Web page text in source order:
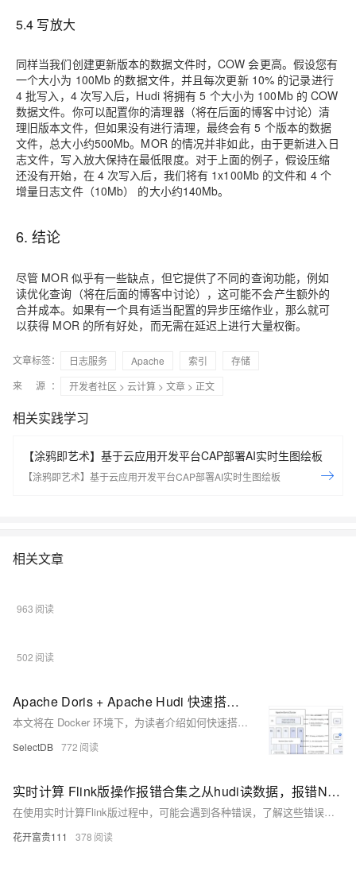
5.4 写放大
同样当我们创建更新版本的数据文件时，COW 会更高。假设您有
一个大小为 100Mb 的数据文件，并且每次更新 10% 的记录进行
4 批写入，4 次写入后，Hudi 将拥有 5 个大小为 100Mb 的 COW
数据文件。你可以配置你的清理器（将在后面的博客中讨论）清
理旧版本文件，但如果没有进行清理，最终会有 5 个版本的数据
文件，总大小约500Mb。MOR 的情况并非如此，由于更新进入日
志文件，写入放大保持在最低限度。对于上面的例子，假设压缩
还没有开始，在 4 次写入后，我们将有 1x100Mb 的文件和 4 个
增量日志文件（10Mb） 的大小约140Mb。
6. 结论
尽管 MOR 似乎有一些缺点，但它提供了不同的查询功能，例如
读优化查询（将在后面的博客中讨论），这可能不会产生额外的
合并成本。如果有一个具有适当配置的异步压缩作业，那么就可
以获得 MOR 的所有好处，而无需在延迟上进行大量权衡。
文章标签： 日志服务 Apache 索引
存储
来 源：
开发者社区 > 云计算 > 文章 > 正文
相关实践学习
【涂鸦即艺术】基于云应用开发平台CAP部署AI实时生图绘板
【涂鸦即艺术】基于云应用开发平台CAP部署AI实时生图绘板
相关文章
963
502
Apache Doris + Apache Hudi 快速搭建指南｜Lakehouse 使用手册（一）
本文将在 Docker 环境下，为读者介绍如何快速搭建 Apache Doris + Apache Hudi 的测试及演示环境，并对各功能操作进行演示，帮助读者快速入门。
SelectDB 772
实时计算 Flink版操作报错合集之从hudi读数据，报错NoSuchMethodError:org.apache.hudi.format.cow.vector.reader.PaequetColumnarRowSplit.getRecord()，该怎么办
在使用实时计算Flink版过程中，可能会遇到各种错误，了解这些错误的原因及解决方法对于高效排错至关重要。针对具体问题，查看Flink的日志是关键，它们通常会提供更详细的错误信息和堆栈跟踪，有助于定位问题。此外，Flink社区文档和官方论坛也是寻求帮助的好去处。以下是一些常见的操作报错及其可能的原因与解决策略。
花开富贵111 378